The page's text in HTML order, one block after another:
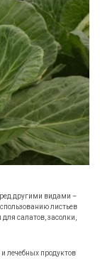
другими видами –
листьев
салатов, засолки,
лечебных продуктов